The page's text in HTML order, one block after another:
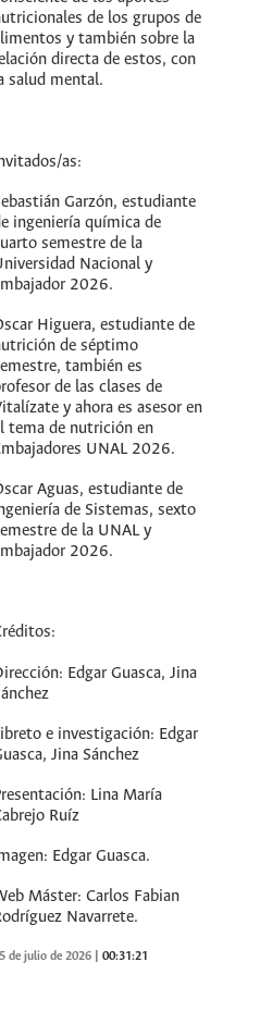
de los grupos de
y también sobre la
directa de estos, con
salud mental.
as:
Garzón, estudiante
ingeniería química de
semestre de la
Nacional y
2026.
Higuera, estudiante de
de séptimo
también es
de las clases de
y ahora es asesor en
tema de nutrición en
UNAL 2026.
Aguas, estudiante de
de Sistemas, sexto
de la UNAL y
2026.
Edgar Guasca, Jina
e investigación: Edgar
Jina Sánchez
Lina María
Ruíz
Edgar Guasca.
Máster: Carlos Fabian
Navarrete.
de julio de 2026 |00:31:21